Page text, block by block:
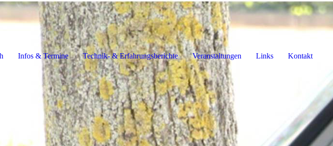
Infos & Termine Technik- & Erfahrungsberichte Veranstaltungen Links Kontakt